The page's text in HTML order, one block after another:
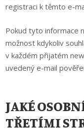
registraci k těmto e-
Pokud tyto informace
možnost kdykoliv
v každém přijatém
uvedený e-mail
JAKÉ
TŘETÍMI